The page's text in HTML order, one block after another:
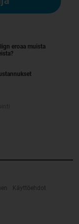
eroaa muista
Käyttöehdot